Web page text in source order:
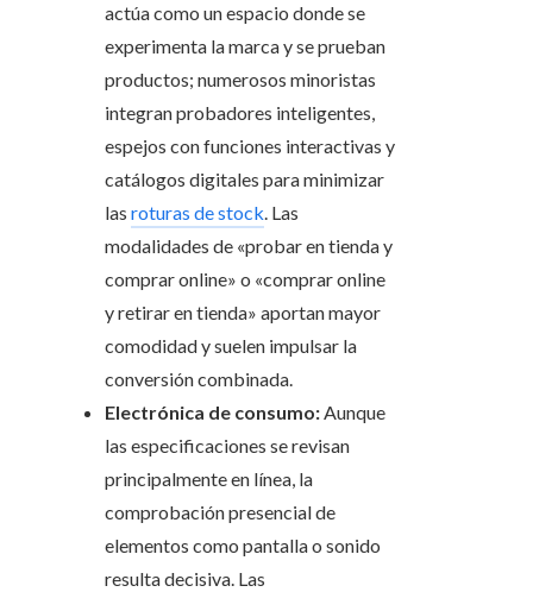
actúa como un espacio donde se
experimenta la marca y se prueban
productos; numerosos minoristas
integran probadores inteligentes,
espejos con funciones interactivas y
catálogos digitales para minimizar
las roturas de stock. Las
modalidades de «probar en tienda y
comprar online» o «comprar online
y retirar en tienda» aportan mayor
comodidad y suelen impulsar la
conversión combinada.
Electrónica de consumo:Aunque
las especificaciones se revisan
principalmente en línea, la
comprobación presencial de
elementos como pantalla o sonido
resulta decisiva. Las